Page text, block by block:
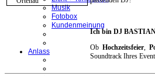
Musik
Fotobox
Kundenmeinung
Anlass
Ich bin DJ
Ob Hochzeitsfeier,
Soundtrack Ihres